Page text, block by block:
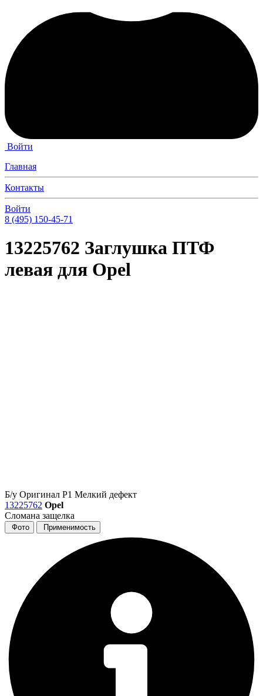
Войти
Главная
Контакты
Войти
8 (495) 150-45-71
13225762 Заглушка ПТФ
левая для Opel
Б/у Оригинал Р1 Мелкий дефект
13225762 Opel
Сломана защелка
Фото Применимость